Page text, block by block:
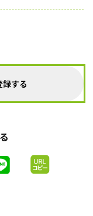
する